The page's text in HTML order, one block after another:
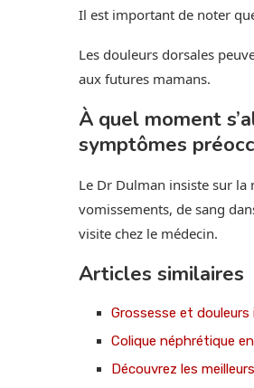
Il est important de noter
Les douleurs dorsales
aux futures mamans.
À quel moment
symptômes
Le Dr Dulman insiste sur la
vomissements, de sang
visite chez le médecin.
Articles similaires
Grossesse et douleurs
Colique néphrétique
Découvrez les